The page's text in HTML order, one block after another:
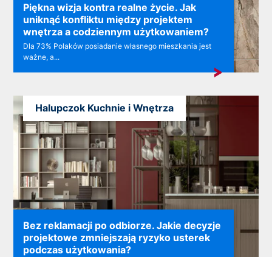
Piękna wizja kontra realne życie. Jak
uniknąć konfliktu między projektem
wnętrza a codziennym użytkowaniem?
Dla 73% Polaków posiadanie własnego mieszkania jest
ważne, a...
Bez reklamacji po odbiorze. Jakie decyzje
projektowe zmniejszają ryzyko usterek
podczas użytkowania?
Halupczok Kuchnie i Wnętrza